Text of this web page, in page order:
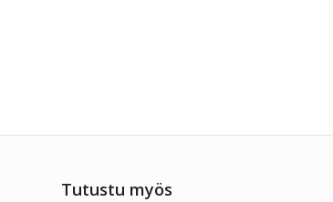
Tutustu myös